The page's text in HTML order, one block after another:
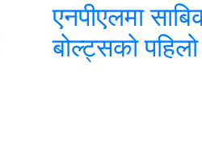
एनपीएलमा
बोल्ट्सको